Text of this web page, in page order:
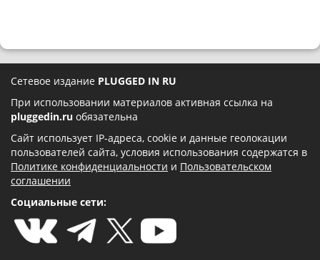
Сетевое издание PLUGGED IN RU
При использовании материалов активная ссылка на
pluggedin.ru обязательна
Сайт использует IP-адреса, cookie и данные геолокации
пользователей сайта, условия использования содержатся в
Политике конфиденциальности и Пользовательском
соглашении
Социальные сети: